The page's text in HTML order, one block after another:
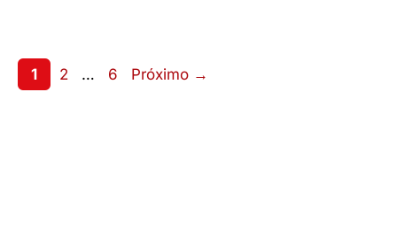
Page
1 Page
2 … Page
6 Próximo →